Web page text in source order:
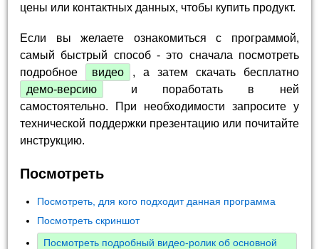
цены или контактных данных, чтобы купить продукт.
Если вы желаете ознакомиться с программой,
самый быстрый способ - это сначала посмотреть
подробное
видео
, а затем скачать бесплатно
демо-версию
и поработать в ней
самостоятельно. При необходимости запросите у
технической поддержки презентацию или почитайте
инструкцию.
Посмотреть
Посмотреть, для кого подходит данная программа
Посмотреть скриншот
Посмотреть подробный видео-ролик об основной